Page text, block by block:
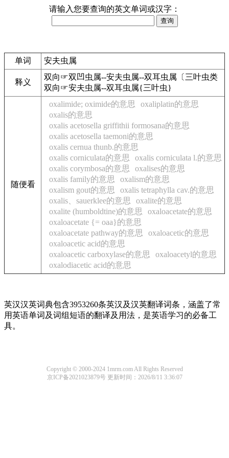
请输入您要查询的英文单词或汉字：
单词 安夫虫属
释义
双向☞双凹虫属--安夫虫属--双耳虫属〔三叶虫类
双向☞安夫虫属--双耳虫属{三叶虫}
随便看
oxalimide; oximide的意思
oxaliplatin的意思
oxalis的意思
oxalis acetosella griffithii formosana的意思
oxalis acetosella taemoni的意思
oxalis cernua thunb.的意思
oxalis corniculata的意思
oxalis corniculata l.的意思
oxalis corymbosa的意思
oxalises的意思
oxalis family的意思
oxalism的意思
oxalism gout的意思
oxalis tetraphylla cav.的意思
oxalis、sauerklee的意思
oxalite的意思
oxalite (humboldtine)的意思
oxaloacetate的意思
oxaloacetate {= oaa}的意思
oxaloacetate pathway的意思
oxaloacetic的意思
oxaloacetic acid的意思
oxaloacetic carboxylase的意思
oxaloacetyl的意思
oxalodiacetic acid的意思
英汉汉英词典包含3953260条英汉及汉英翻译词条，涵盖了常
用英语单词及词组短语的翻译及用法，是英语学习的必备工
具。
Copyright © 2000-2024 1mrm.com All Rights Reserved
京ICP备2021023879号 更新时间：2026/8/11 3:36:07